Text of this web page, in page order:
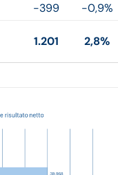
-399
-0,9%
1.201 2,8%